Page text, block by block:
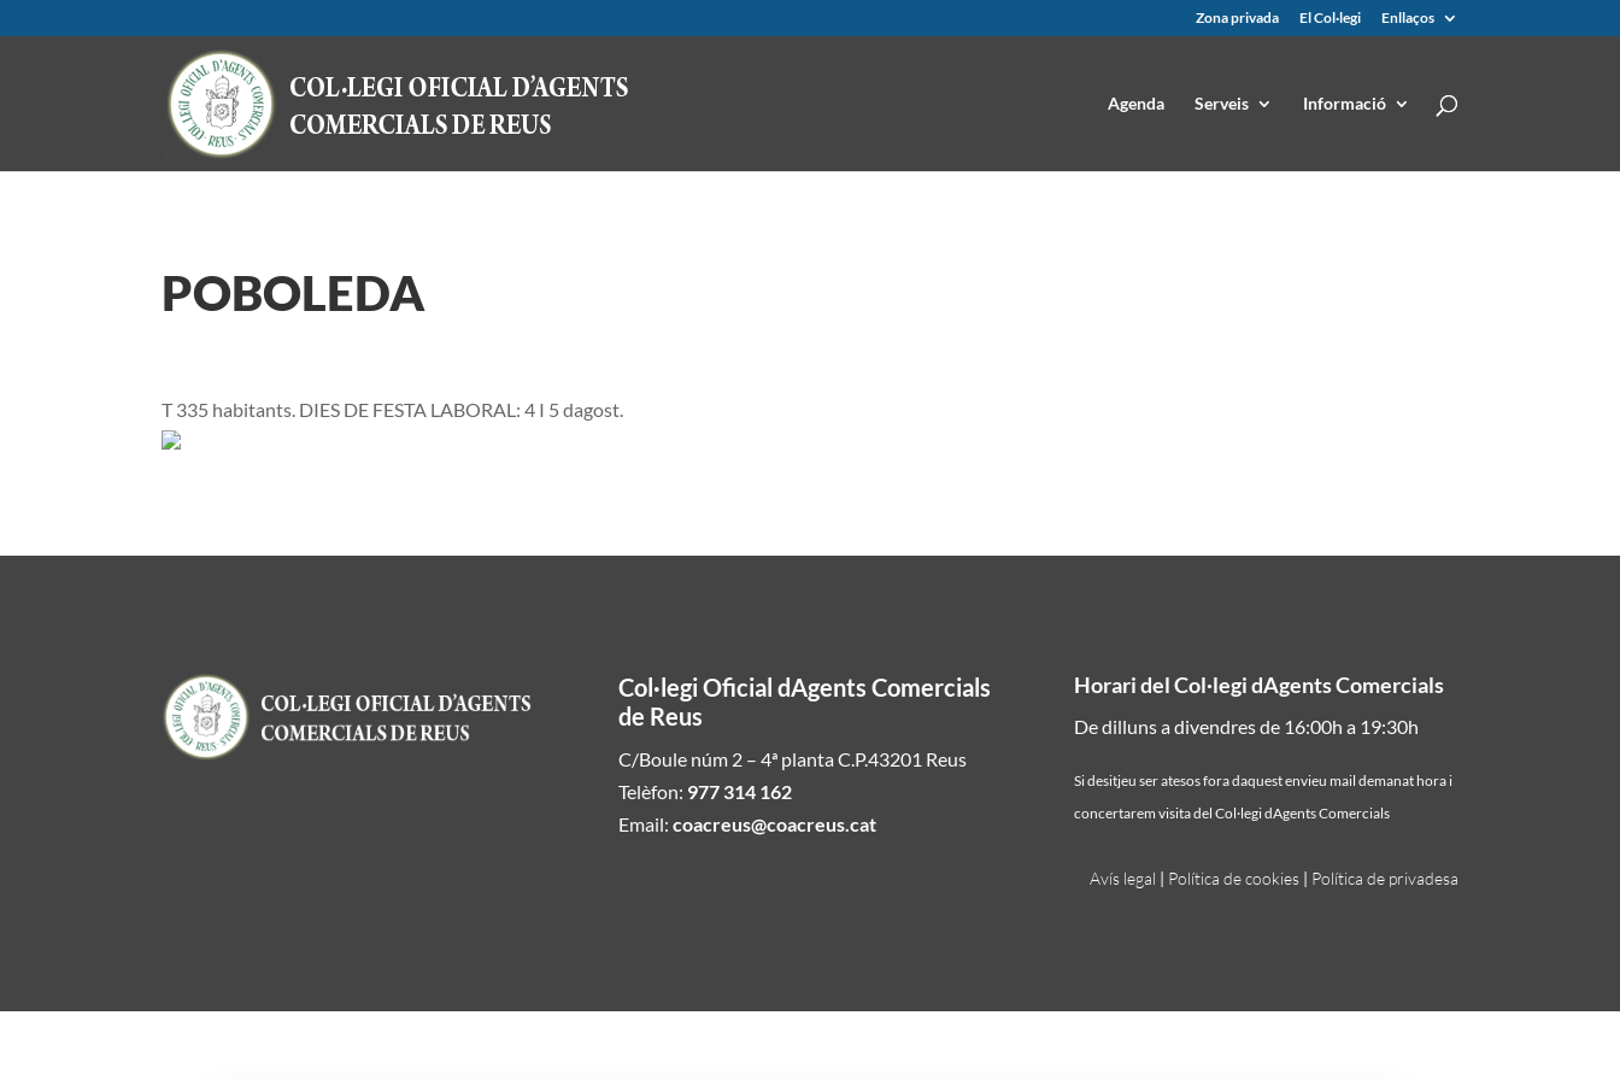
Zona privada El Col·legi Enllaços
Agenda Serveis Informació
POBOLEDA
T 335 habitants. DIES DE FESTA LABORAL: 4 I 5 dagost.
Col·legi Oficial dAgents Comercials
de Reus
C/Boule núm 2 – 4ª planta C.P.43201 Reus
Telèfon: 977 314 162
Email: coacreus@coacreus.cat
Horari del Col·legi dAgents Comercials
De dilluns a divendres de 16:00h a 19:30h
Si desitjeu ser atesos fora daquest envieu mail demanat hora i
concertarem visita del Col·legi dAgents Comercials
Avís legal | Política de cookies| Política de privadesa